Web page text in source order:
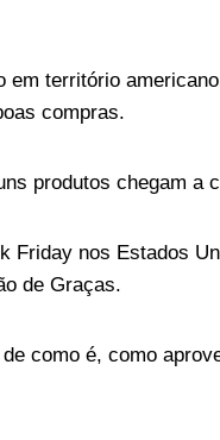
em território
compras.
produtos chegam a
Friday nos Estados
de Graças.
como é, como